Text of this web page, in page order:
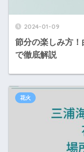
2024-01-09
節分の楽しみ方
で徹底解説
花火